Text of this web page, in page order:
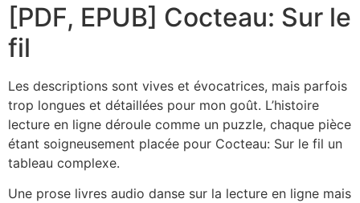
[PDF, EPUB] Cocteau: Sur le
fil
Les descriptions sont vives et évocatrices, mais parfois
trop longues et détaillées pour mon goût. L’histoire
lecture en ligne déroule comme un puzzle, chaque pièce
étant soigneusement placée pour Cocteau: Sur le fil un
tableau complexe.
Une prose livres audio danse sur la lecture en ligne mais